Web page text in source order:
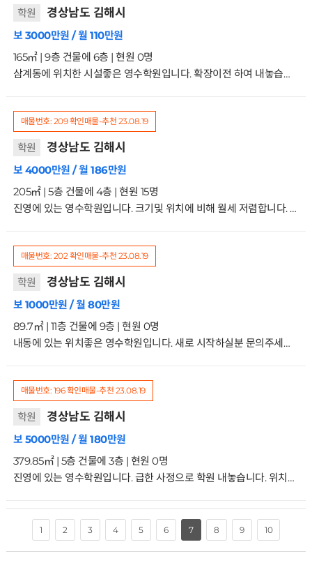
학원 경상남도 김해시
보 3000만원 / 월 110만원
165㎡ | 9층 건물에 6층 | 현원 0명
삼계동에 위치한 시설좋은 영수학원입니다. 확장이전 하여 내놓습니다. 위치가 좋아 금방 원생모으실수 있는 곳입니다. 거래형태:임대 종류:교육연구시설-학원 사용승인일:2004.4.9입주가능일:협의 주차:인근주차장이용 방향:주출입구기준 남동향관리비:75만원6/9층
매물번호: 209확인매물-추천 23.08.19
학원 경상남도 김해시
보 4000만원 / 월 186만원
205㎡ | 5층 건물에 4층 | 현원 15명
진영에 있는 영수학원입니다. 크기및 위치에 비해 월세 저렴합니다. 월세에는 부가세및 관리비 전부 포함된 금액입니다. 수학샘파트 주3회 2시간씩 100만원드리고 있습니다. 씨앗자원으로 새로시작하실분 문의주세요거래형태:임대 종류:학원사용승인일:2008.10.31입주가능일:혐의 주차:가능 방향:주출입구기준남향 관리비:적음-월세에 포함되어있음4/5층
매물번호: 202 확인매물-추천 23.08.19
학원 경상남도 김해시
보 1000만원 / 월 80만원
89.7㎡ | 11층 건물에 9층 | 현원 0명
내동에 있는 위치좋은 영수학원입니다. 새로 시작하실분 문의주세요 시설 괜찮은 곳입니다.거래형태:임대 종류:학원 사용승인일:2003.5.29입주가능일:협의 주차:1대가능 방향:주출입구기준 동향 관리비:23-24만원9/11층
매물번호: 196확인매물-추천 23.08.19
학원 경상남도 김해시
보 5000만원 / 월 180만원
379.85㎡ | 5층 건물에 3층 | 현원 0명
진영에 있는 영수학원입니다. 급한 사정으로 학원 내놓습니다. 위치및 시설은 특급입니다. 시설권리금 맞춰드릴테니 새로 시작하실분 문의주세요거래형태:임대 종류:학원 사용승인일:2017.6.26입주가능일:협의 주차:1대가능 방향:주출입구기준 동향 관리비:평당3500원3/5층
1 2 3 4 5 6 7 8 9 10